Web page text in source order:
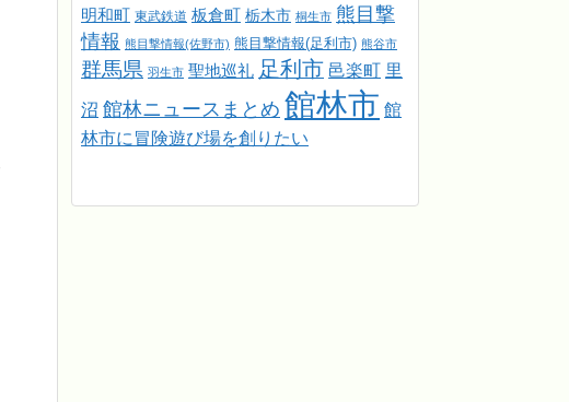
明和町 東武鉄道 板倉町 栃木市 桐生市 熊目撃
情報 熊目撃情報(佐野市) 熊目撃情報(足利市) 熊谷市
群馬県 羽生市 聖地巡礼 足利市 邑楽町 里
沼 館林ニュースまとめ 館林市 館
林市に冒険遊び場を創りたい